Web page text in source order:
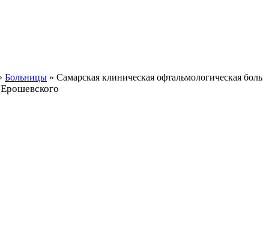
Больницы » Самарская клиническая офтальмологическая